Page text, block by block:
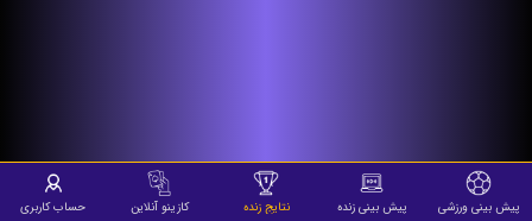
پیش بینی ورزشی پیش بینی زنده نتایج زنده کازینو آنلاین حساب کاربری